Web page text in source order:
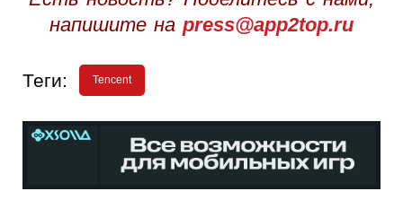
напишите на press@app2top.ru
Теги: Tencent